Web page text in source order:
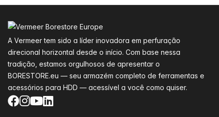
A Vermeer tem sido a líder inovadora em perfuração
direcional horizontal desde o início. Com base nessa
tradição, estamos orgulhosos de apresentar o
BORESTORE.eu — seu armazém completo de ferramentas e
acessórios para HDD — acessível a você como quiser.
Facebook
Instagram
YouTube
LinkedIn